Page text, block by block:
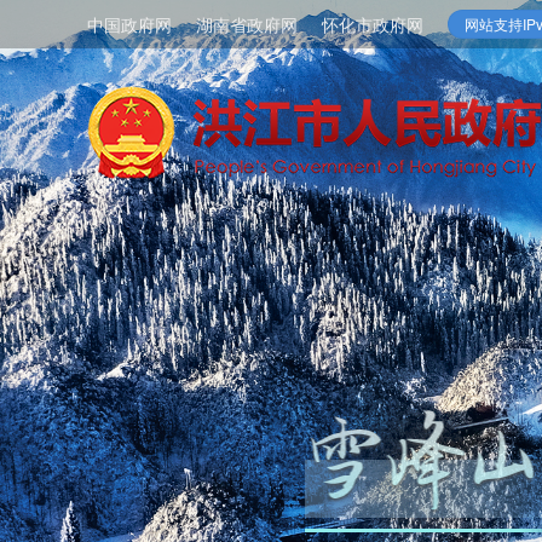
中国政府网 湖南省政府网 怀化市政府网 网站支持